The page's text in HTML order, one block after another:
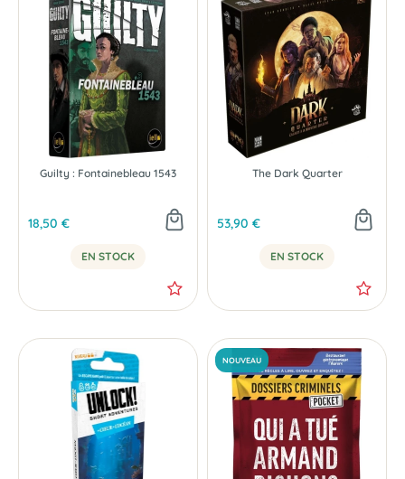
Guilty : Fontainebleau 1543
18,50 €
EN STOCK
The Dark Quarter
53,90 €
EN STOCK